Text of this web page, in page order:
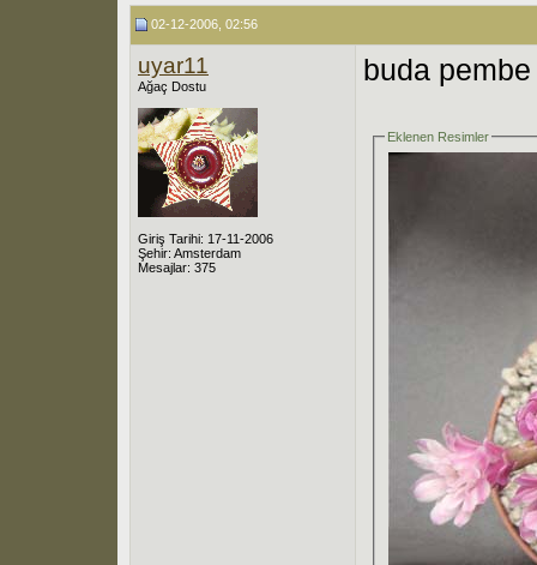
02-12-2006, 02:56
uyar11
Ağaç Dostu
Giriş Tarihi: 17-11-2006
Şehir: Amsterdam
Mesajlar: 375
buda
Eklenen Resimler